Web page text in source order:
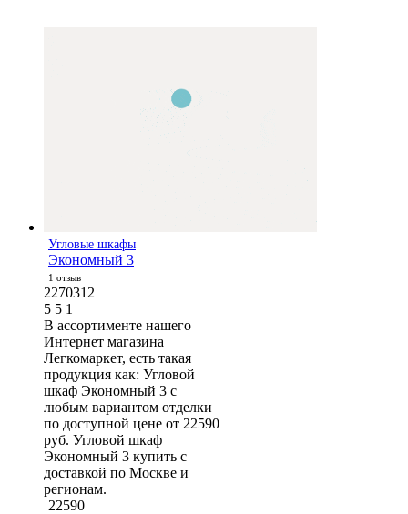
Угловые шкафы
Экономный 3
1 отзыв
2270312
5 5 1
В ассортименте нашего
Интернет магазина
Легкомаркет, есть такая
продукция как: Угловой
шкаф Экономный 3 с
любым вариантом отделки
по доступной цене от 22590
руб. Угловой шкаф
Экономный 3 купить с
доставкой по Москве и
регионам.
22590